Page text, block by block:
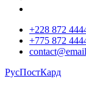
+228 872
+775 872
РусПостКард